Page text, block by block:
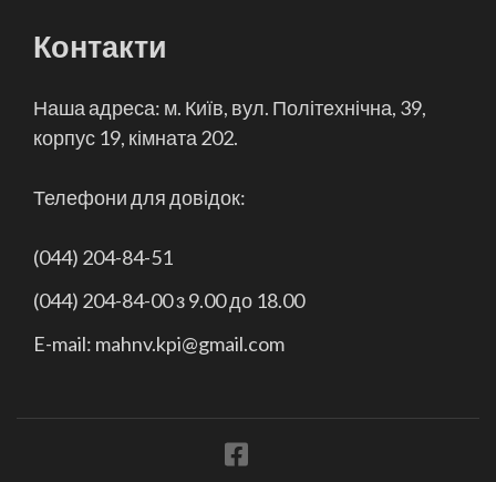
Контакти
Наша адреса: м. Київ, вул. Політехнічна, 39,
корпус 19, кімната 202.
Телефони для довідок:
(044) 204-84-51
(044) 204-84-00 з 9.00 до 18.00
E-mail: mahnv.kpi@gmail.com